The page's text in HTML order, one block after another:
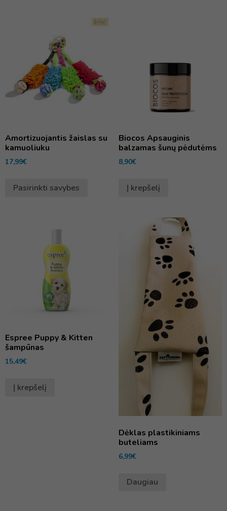
Amortizuojantis žaislas su
kamuoliuku
17,99€
Pasirinkti savybes
Biocos Apsauginis
balzamas šunų pėdutėms
8,90€
Į krepšelį
Espree Puppy & Kitten
šampūnas
15,49€
Į krepšelį
Dėklas plastikiniams
buteliams
6,99€
Daugiau